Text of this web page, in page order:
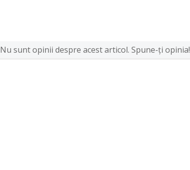
Nu sunt opinii despre acest articol. Spune-ţi opinia!